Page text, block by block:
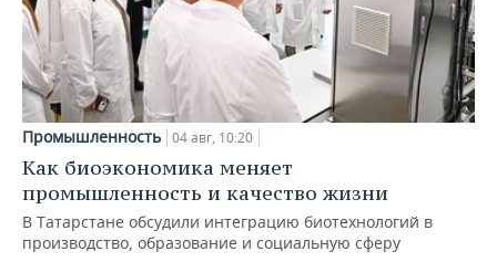
Промышленность 04 авг, 10:20
Как биоэкономика меняет
промышленность и качество жизни
В Татарстане обсудили интеграцию биотехнологий в
производство, образование и социальную сферу